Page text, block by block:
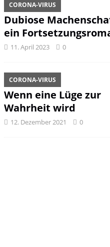
Dubiose
ein
CORONA-VIRUS
11. April 2023 0
Wenn eine Lüge zur
Wahrheit wird
CORONA-VIRUS
12. Dezember 2021 0